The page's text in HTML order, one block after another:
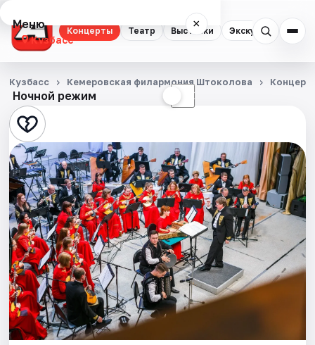
Концерты Театр Выставки Экскурсии
Меню ×
Кузбасс
Концерты
Театр
Выставки
Экскурсии
События
Города
Площадки
Артисты
Ночной режим ☾
Кузбасс Кемеровская филармония Штоколова